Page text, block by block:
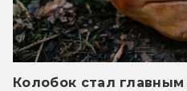
Колобок стал